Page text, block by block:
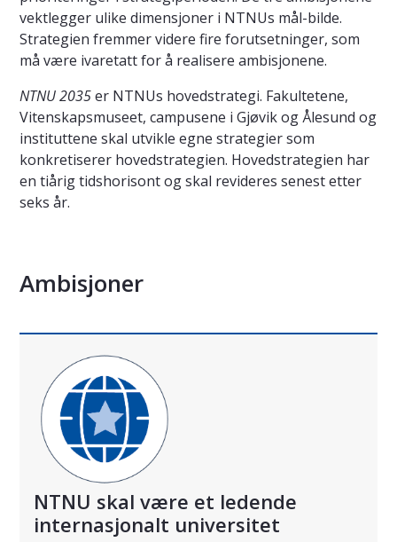
vektlegger ulike dimensjoner i NTNUs mål-bilde.
Strategien fremmer videre fire forutsetninger, som
må være ivaretatt for å realisere ambisjonene.
NTNU 2035er NTNUs hovedstrategi. Fakultetene,
Vitenskapsmuseet, campusene i Gjøvik og Ålesund og
instituttene skal utvikle egne strategier som
konkretiserer hovedstrategien. Hovedstrategien har
en tiårig tidshorisont og skal revideres senest etter
seks år.
Ambisjoner
NTNU skal være et ledende
internasjonalt universitet